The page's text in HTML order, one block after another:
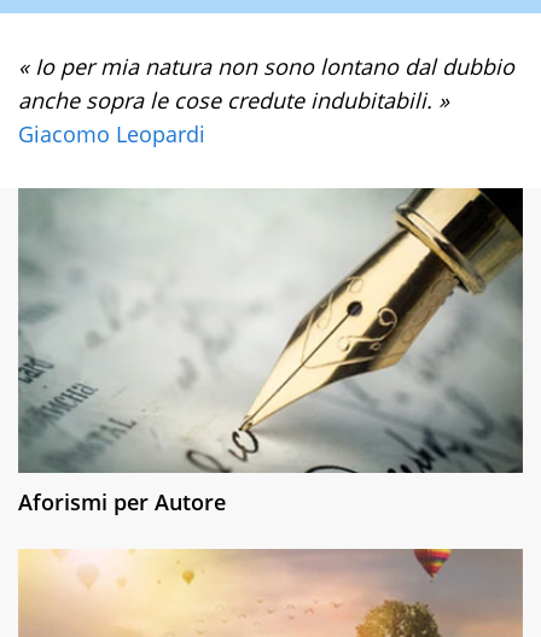
« Io per mia natura non sono lontano dal dubbio
anche sopra le cose credute indubitabili. »
Giacomo Leopardi
Aforismi per Autore